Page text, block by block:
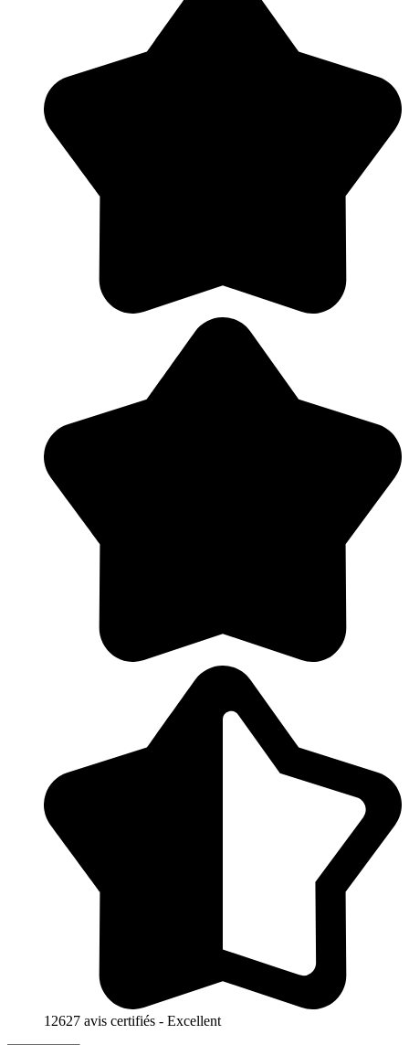
12627 avis certifiés - Excellent